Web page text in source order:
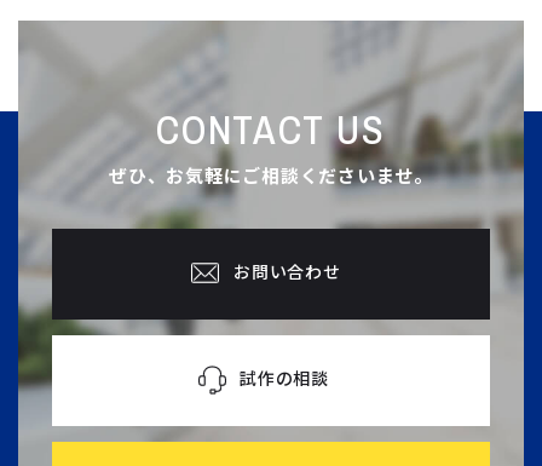
CONTACT US
ぜひ、お気軽にご相談くださいませ。
お問い合わせ
試作の相談